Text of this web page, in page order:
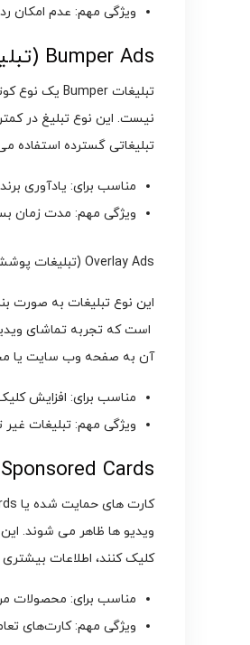
ویژگی مهم: عدم امکان رد
Bumper Ads (تبلیغات ۶ ثانیه ‌ای)
نیست. این نوع تبلیغ در
تبلیغاتی گسترده استفاده
مناسب برای: یادآوری
ویژگی مهم: مدت زمان
Overlay Ads (تبلیغات پوششی)
این نوع تبلیغات به صورت
است که تجربه تماشای ویدیو
آن به صفحه وب ‌سایت یا
مناسب برای: افزایش
ویژگی مهم: تبلیغات
Sponsored Cards (کارت ‌های حمایت شده)
ویدیو ها ظاهر می ‌شوند.
کلیک کنند، اطلاعات
مناسب برای: محصولات
ویژگی مهم: کارت‌های